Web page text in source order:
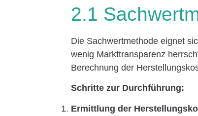
2.1
Die Sachwertmethode eignet
wenig Markttransparenz
Berechnung der
Schritte zur Durchführung:
Ermittlung der